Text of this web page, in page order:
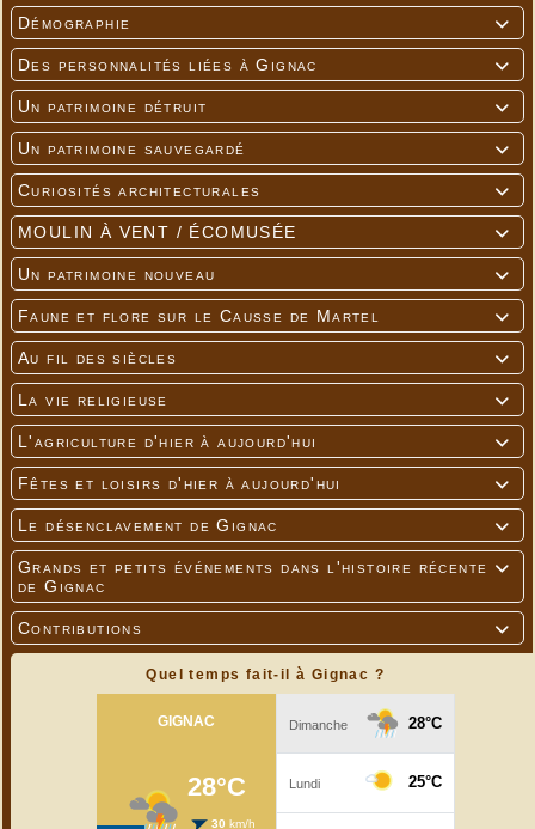

Démographie

Des personnalités liées à Gignac

Un patrimoine détruit

Un patrimoine sauvegardé

Curiosités architecturales

MOULIN À VENT / ÉCOMUSÉE

Un patrimoine nouveau

Faune et flore sur le Causse de Martel

Au fil des siècles

La vie religieuse

L'agriculture d'hier à aujourd'hui

Fêtes et loisirs d'hier à aujourd'hui

Le désenclavement de Gignac

Grands et petits événements dans l'histoire récente
de Gignac

Contributions
Quel temps fait-il à Gignac ?